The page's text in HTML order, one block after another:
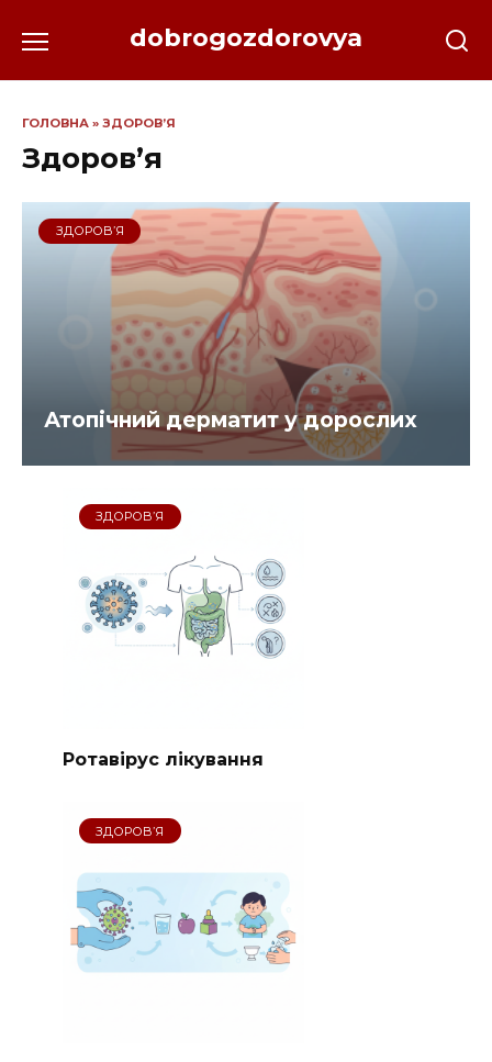
до
dobrogozdorovya
ГОЛОВНА » ЗДОРОВ’Я
Здоров’я
ЗДОРОВ’Я
Атопічний дерматит у дорослих
ЗДОРОВ’Я
Ротавірус лікування
ЗДОРОВ’Я